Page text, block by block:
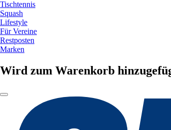
Tischtennis
Squash
Lifestyle
Für Vereine
Restposten
Marken
Wird zum Warenkorb